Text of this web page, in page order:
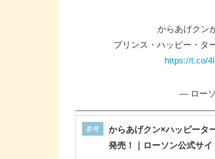
プリンス・ハッピー・タ
https://t.co/
参考
発売！｜ローソン公式サイ
www.lawson.co.jp